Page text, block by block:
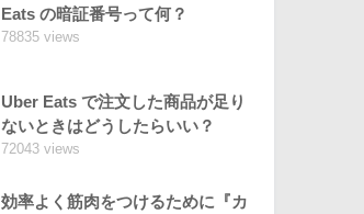
Eats の暗証番号って何？
78835 views
Uber Eats で注文した商品が足り
ないときはどうしたらいい？
72043 views
効率よく筋肉をつけるために『カ